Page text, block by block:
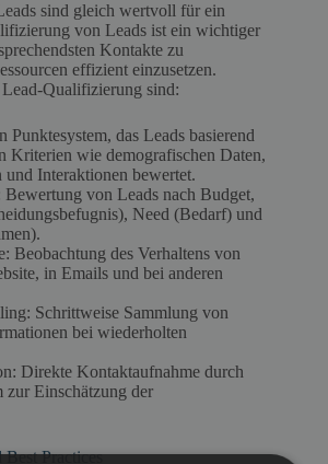
sind gleich wertvoll für ein
von Leads ist ein wichtiger
Kontakte zu
effizient einzusetzen.
Qualifizierung sind:
Punktesystem, das Leads basierend
Kriterien wie demografischen Daten,
und Interaktionen bewertet.
von Leads nach Budget,
Need (Bedarf) und
Beobachtung des Verhaltens von
in Emails und bei anderen
Schrittweise Sammlung von
bei wiederholten
Direkte Kontaktaufnahme durch
zur Einschätzung der
Practices